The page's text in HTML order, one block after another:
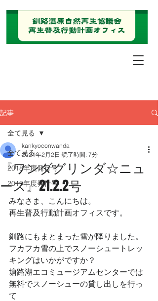
記事
全て見る
2018年度発行号
2019年度発行号
全て見る
『ワンダグリンダ☆ニュ
ース』21.2.2号
kankyoconwanda
2021年2月2日 読了時間: 7分
みなさま、こんにちは。
再生普及行動計画オフィスです。
釧路にもまとまった雪が降りました。
フカフカ雪の上でスノーシュートレッ
キングはいかがですか？
塘路湖エコミュージアムセンターでは
無料でスノーシューの貸し出しを行っ
て